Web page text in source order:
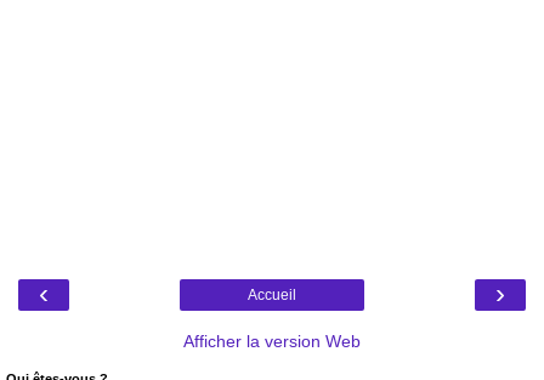
‹ ›
Accueil
Afficher la version Web